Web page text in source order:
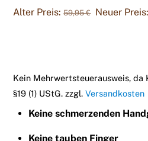
Alter Preis: 59,95€ Neuer Preis:
Kein Mehrwertsteuerausweis, da
§19 (1) UStG. zzgl.Versandkosten
Keine schmerzenden
Keine tauben Finger